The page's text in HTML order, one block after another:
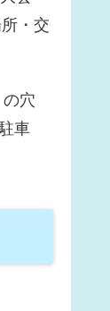
・交
穴
車